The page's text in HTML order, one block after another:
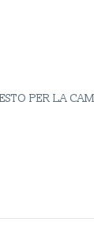
PER LA